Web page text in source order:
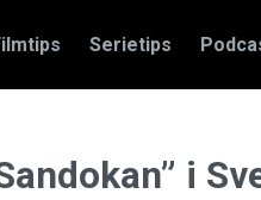
Serietips
i